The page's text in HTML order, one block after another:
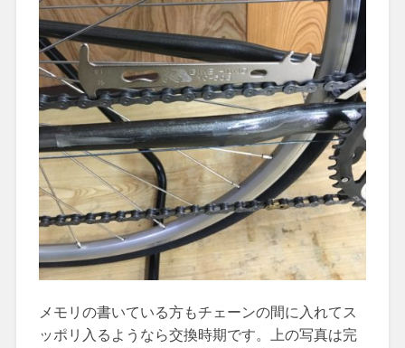
メモリの書いている方もチェーンの間に入れてス
ッポリ入るようなら交換時期です。上の写真は完